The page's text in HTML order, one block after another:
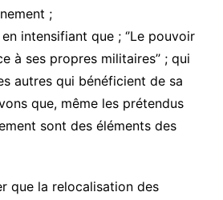
;
intensifiant que ; ‘’Le pouvoir
à ses propres militaires’’ ; qui
autres qui bénéficient de sa
que, même les prétendus
sont des éléments des
que la relocalisation des